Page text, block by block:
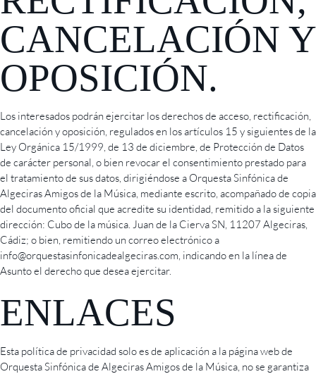
CANCELACIÓN Y
OPOSICIÓN.
Los interesados podrán ejercitar los derechos de acceso, rectificación,
cancelación y oposición, regulados en los artículos 15 y siguientes de la
Ley Orgánica 15/1999, de 13 de diciembre, de Protección de Datos
de carácter personal, o bien revocar el consentimiento prestado para
el tratamiento de sus datos, dirigiéndose a Orquesta Sinfónica de
Algeciras Amigos de la Música, mediante escrito, acompañado de copia
del documento oficial que acredite su identidad, remitido a la siguiente
dirección: Cubo de la música. Juan de la Cierva SN, 11207 Algeciras,
Cádiz; o bien, remitiendo un correo electrónico a
info@orquestasinfonicadealgeciras.com, indicando en la línea de
Asunto el derecho que desea ejercitar.
ENLACES
Esta política de privacidad solo es de aplicación a la página web de
Orquesta Sinfónica de Algeciras Amigos de la Música, no se garantiza